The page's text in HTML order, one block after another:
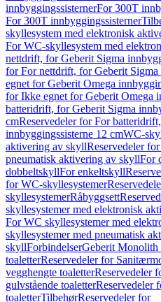
innbyggingssisternerFor 300T
For 300T innbyggingssisterner
skyllesystem med elektronisk
For WC-skyllesystem med
nettdrift, for Geberit Sigma
for For nettdrift, for Geberit
egnet for Geberit Omega
for Ikke egnet for Geberit Omega
batteridrift, for Geberit Sigma
cmReservedeler for For
innbyggingssisterne 12 cmWC-
aktivering av skyllReservedeler
pneumatisk aktivering av skyllFor
dobbeltskyllFor enkeltskyll
for WC-skyllesystemer
skyllesystemerRåbyggsett
skyllesystemer med elektronisk
For WC skyllesystemer med
skyllesystemer med pneumatisk
skyllForbindelserGeberit Monolith
toaletterReservedeler for
vegghengte toaletterReservedeler
gulvstående toaletterReservedeler
toaletterTilbehørReservedeler for